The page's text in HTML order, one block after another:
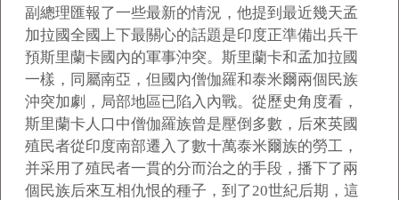
副總理匯報了一些最新的情況，他提到最近幾天孟
加拉國全國上下最關心的話題是印度正準備出兵干
預斯里蘭卡國內的軍事沖突。斯里蘭卡和孟加拉國
一樣，同屬南亞，但國內僧伽羅和泰米爾兩個民族
沖突加劇，局部地區已陷入內戰。從歷史角度看，
斯里蘭卡人口中僧伽羅族曾是壓倒多數，后來英國
殖民者從印度南部遷入了數十萬泰米爾族的勞工，
并采用了殖民者一貫的分而治之的手段，播下了兩
個民族后來互相仇恨的種子，到了20世紀后期，這